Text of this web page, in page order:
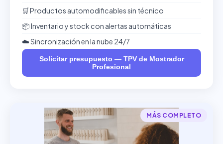
🛒 Productos automodificables sin técnico
📦 Inventario y stock con alertas automáticas
☁️ Sincronización en la nube 24/7
Solicitar presupuesto — TPV de Mostrador
Profesional
MÁS COMPLETO